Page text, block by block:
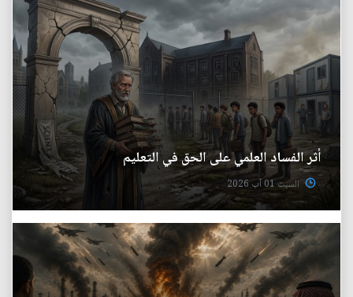
أثر الفساد العلمي على الحق في التعليم
السبت 01 آب 2026